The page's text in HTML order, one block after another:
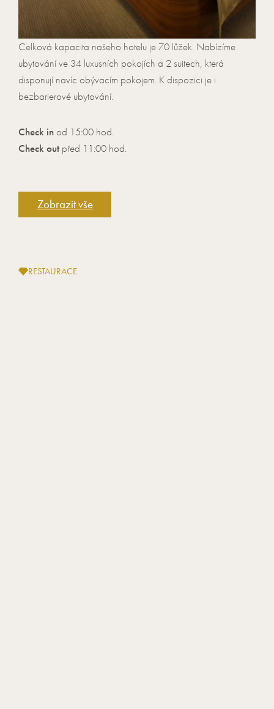
Celková kapacita našeho hotelu je 70 lůžek. Nabízíme
ubytování ve 34 luxusních pokojích a 2 suitech, která
disponují navíc obývacím pokojem. K dispozici je i
bezbarierové ubytování.
Check inod 15:00 hod.
Check out před 11:00 hod.
Zobrazit vše
RESTAURACE